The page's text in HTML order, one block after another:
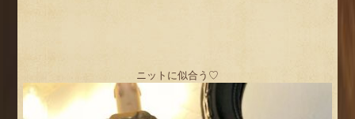
ニットに似合う♡